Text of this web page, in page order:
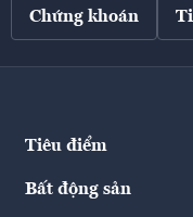
Chứng khoán
Tiêu điểm
Bất động sản